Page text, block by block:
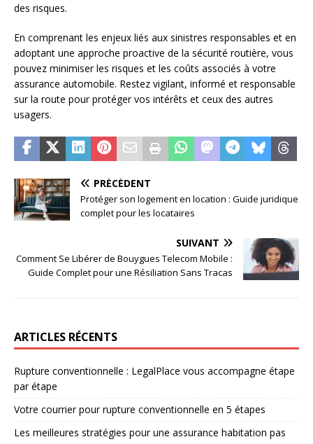
des risques.
En comprenant les enjeux liés aux sinistres responsables et en
adoptant une approche proactive de la sécurité routière, vous
pouvez minimiser les risques et les coûts associés à votre
assurance automobile. Restez vigilant, informé et responsable
sur la route pour protéger vos intérêts et ceux des autres
usagers.
PRÉCÉDENT
Protéger son logement en location : Guide juridique
complet pour les locataires
SUIVANT
Comment Se Libérer de Bouygues Telecom Mobile :
Guide Complet pour une Résiliation Sans Tracas
ARTICLES RÉCENTS
Rupture conventionnelle : LegalPlace vous accompagne étape
par étape
Votre courrier pour rupture conventionnelle en 5 étapes
Les meilleures stratégies pour une assurance habitation pas